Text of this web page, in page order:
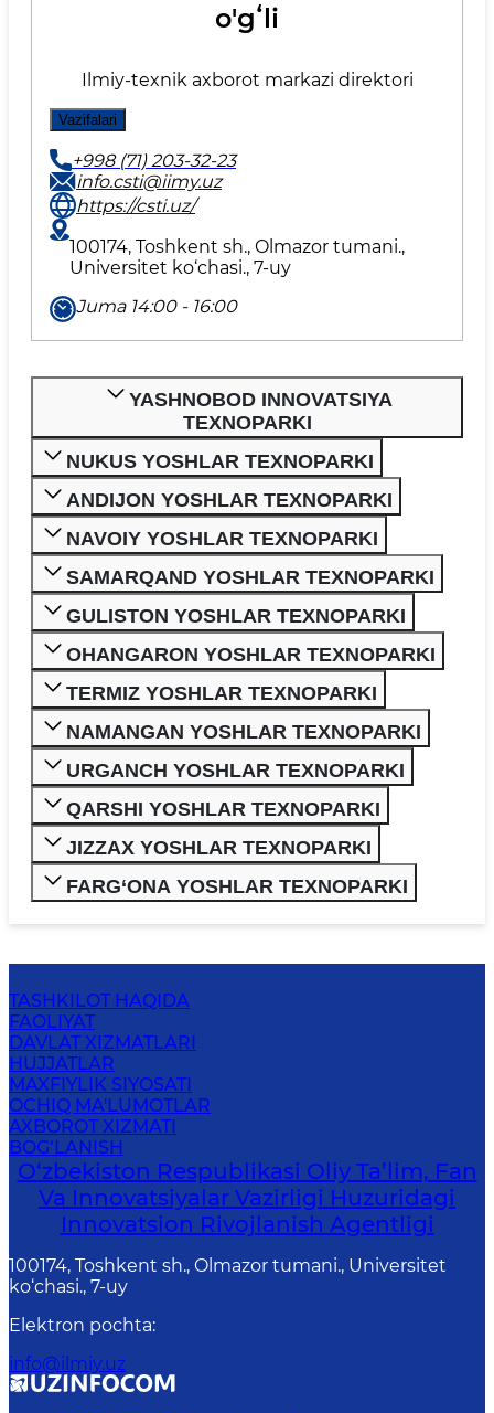
o'gʻli
Ilmiy-texnik axborot markazi direktori
Vazifalari
+998 (71) 203-32-23
info.csti@iimy.uz
https://csti.uz/
100174, Toshkent sh., Olmazor tumani.,
Universitet ko‘chasi., 7-uy
Juma 14:00 - 16:00
YASHNOBOD INNOVATSIYA
TEXNOPARKI
NUKUS YOSHLAR TEXNOPARKI
ANDIJON YOSHLAR TEXNOPARKI
NAVOIY YOSHLAR TEXNOPARKI
SAMARQAND YOSHLAR TEXNOPARKI
GULISTON YOSHLAR TEXNOPARKI
OHANGARON YOSHLAR TEXNOPARKI
TERMIZ YOSHLAR TEXNOPARKI
NAMANGAN YOSHLAR TEXNOPARKI
URGANCH YOSHLAR TEXNOPARKI
QARSHI YOSHLAR TEXNOPARKI
JIZZAX YOSHLAR TEXNOPARKI
FARG‘ONA YOSHLAR TEXNOPARKI
TASHKILOT HAQIDA
FAOLIYAT
DAVLAT XIZMATLARI
HUJJATLAR
MAXFIYLIK SIYOSATI
OCHIQ MA'LUMOTLAR
AXBOROT XIZMATI
BOG‘LANISH
O‘zbekiston Respublikasi Oliy Ta’lim, Fan
Va Innovatsiyalar Vazirligi Huzuridagi
Innovatsion Rivojlanish Agentligi
100174, Toshkent sh., Olmazor tumani., Universitet
ko‘chasi., 7-uy
Elektron pochta:
info@ilmiy.uz